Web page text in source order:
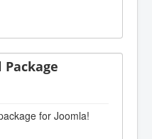
Package
for Joomla!